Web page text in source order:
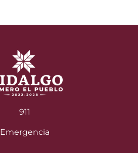
911
Emergencia